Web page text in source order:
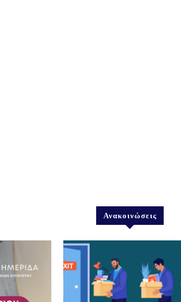
Ανακοινώσεις